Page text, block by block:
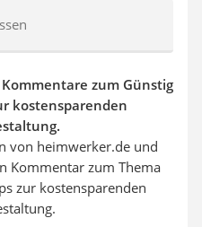
zum Günstig
kostensparenden
von heimwerker.de und
Kommentar zum Thema
zur kostensparenden